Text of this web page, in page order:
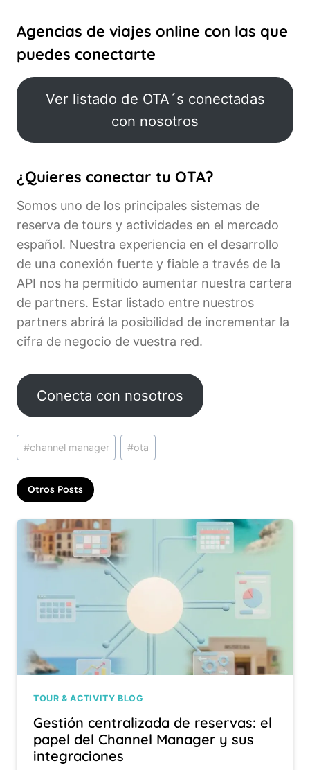
Agencias de viajes online con las que
puedes conectarte
Ver listado de OTA´s conectadas
con nosotros
¿Quieres conectar tu OTA?
Somos uno de los principales sistemas de
reserva de tours y actividades en el mercado
español. Nuestra experiencia en el desarrollo
de una conexión fuerte y fiable a través de la
API nos ha permitido aumentar nuestra cartera
de partners. Estar listado entre nuestros
partners abrirá la posibilidad de incrementar la
cifra de negocio de vuestra red.
Conecta con nosotros
Etiquetas
de
la
entrada:
#channel manager #ota
Otros Posts
TOUR & ACTIVITY BLOG
Gestión centralizada de reservas: el
papel del Channel Manager y sus
integraciones